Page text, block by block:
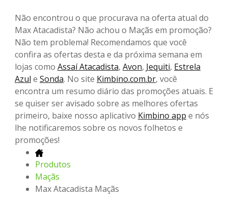
Não encontrou o que procurava na oferta atual do
Max Atacadista? Não achou o Maçãs em promoção?
Não tem problema! Recomendamos que você
confira as ofertas desta e da próxima semana em
lojas como Assaí Atacadista, Avon, Jequiti, Estrela
Azul e Sonda. No site Kimbino.com.br, você
encontra um resumo diário das promoções atuais. E
se quiser ser avisado sobre as melhores ofertas
primeiro, baixe nosso aplicativo Kimbino app e nós
lhe notificaremos sobre os novos folhetos e
promoções!
Produtos
Maçãs
Max Atacadista Maçãs